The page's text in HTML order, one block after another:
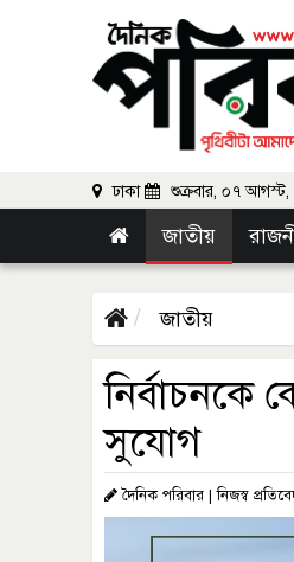
ঢাকা শুক্রবার, ০৭
জাতীয়
জাতীয়
নির্বাচনকে
সুযোগ
দৈনিক পরিবার | নিজস্ব